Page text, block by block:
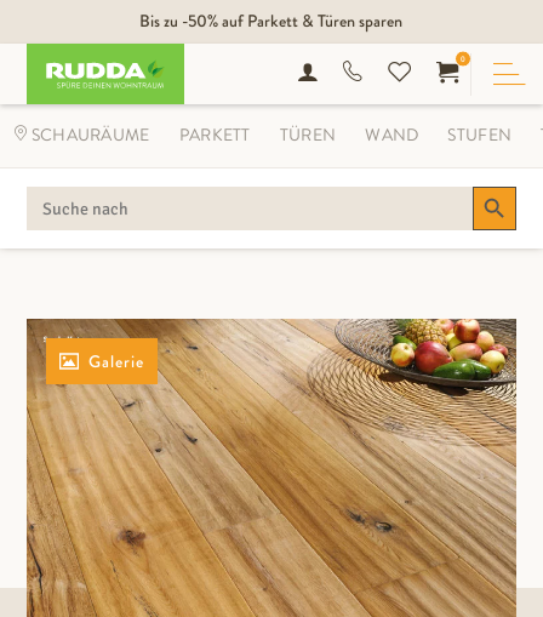
Bis zu -50% auf Parkett & Türen sparen
SEARCH
FOR:
Search Button
0
SCHAURÄUME PARKETT TÜREN WAND STUFEN
Galerie